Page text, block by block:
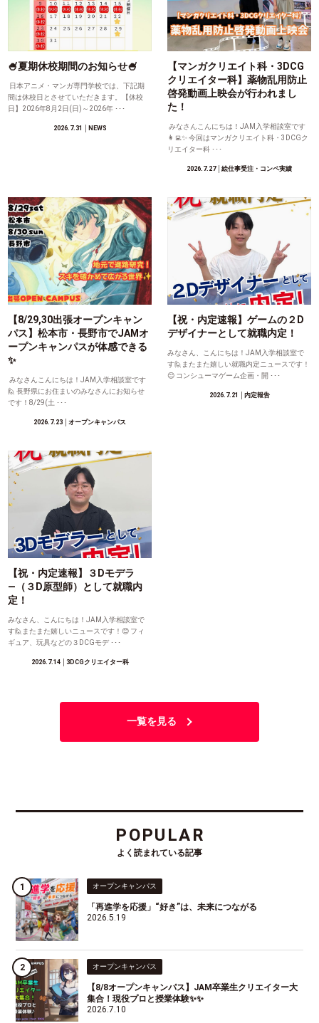
🍧夏期休校期間のお知らせ🍧
日本アニメ・マンガ専門学校では、下記期
間は休校日とさせていただきます。【休校
日】2026年8月2日(日)～2026年 ･･･
2026.7.31 │NEWS
【マンガクリエイト科・3DCG
クリエイター科】薬物乱用防止
啓発動画上映会が行われまし
た！
みなさんこんにちは！JAM入学相談室です
👩‍💻✨ 今回はマンガクリエイト科・3DCGク
リエイター科 ･･･
2026.7.27│絵仕事受注・コンペ実績
【8/29,30出張オープンキャン
パス】松本市・長野市でJAMオ
ープンキャンパスが体感できる
✨
みなさんこんにちは！JAM入学相談室です
🙋 長野県にお住まいのみなさんにお知らせ
です！8/29(土 ･･･
2026.7.23 │オープンキャンパス
【祝・内定速報】ゲームの２D
デザイナーとして就職内定！
みなさん、こんにちは！JAM入学相談室で
す🙋またまた嬉しい就職内定ニュースです！
😊 コンシューマゲーム企画・開 ･･･
2026.7.21 │内定報告
【祝・内定速報】３Dモデラ
―（３D原型師）として就職内
定！
みなさん、こんにちは！JAM入学相談室で
す🙋またまた嬉しいニュースです！😊 フィ
ギュア、玩具などの３DCGモデ ･･･
2026.7.14│3DCGクリエイター科
一覧を見る
POPULAR
よく読まれている記事
オープンキャンパス
「再進学を応援」“好き”は、未来につながる
2026.5.19
オープンキャンパス
【8/8オープンキャンパス】JAM卒業生クリエイター大
集合！現役プロと授業体験✨✨
2026.7.10